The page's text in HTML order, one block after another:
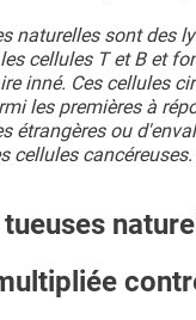
naturelles sont des
cellules T et B et
inné. Ces cellules
les premières à
étrangères ou
cellules cancéreuses.